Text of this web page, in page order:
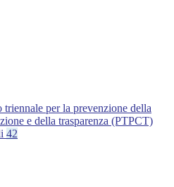
triennale per la prevenzione della
e della trasparenza (PTPCT)
42